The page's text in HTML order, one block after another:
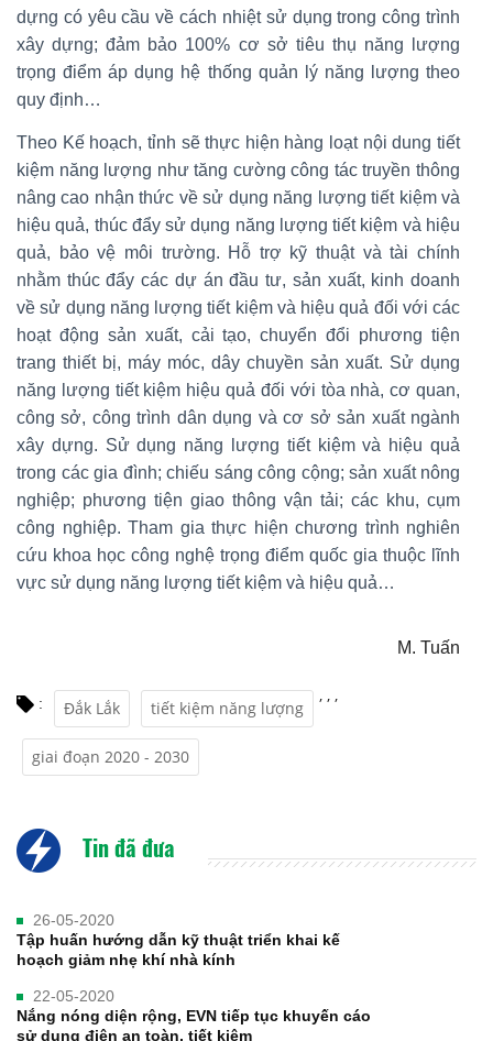
dựng có yêu cầu về cách nhiệt sử dụng trong công trình
xây dựng; đảm bảo 100% cơ sở tiêu thụ năng lượng
trọng điểm áp dụng hệ thống quản lý năng lượng theo
quy định…
Theo Kế hoạch, tỉnh sẽ thực hiện hàng loạt nội dung tiết
kiệm năng lượng như tăng cường công tác truyền thông
nâng cao nhận thức về sử dụng năng lượng tiết kiệm và
hiệu quả, thúc đẩy sử dụng năng lượng tiết kiệm và hiệu
quả, bảo vệ môi trường. Hỗ trợ kỹ thuật và tài chính
nhằm thúc đẩy các dự án đầu tư, sản xuất, kinh doanh
về sử dụng năng lượng tiết kiệm và hiệu quả đối với các
hoạt động sản xuất, cải tạo, chuyển đổi phương tiện
trang thiết bị, máy móc, dây chuyền sản xuất. Sử dụng
năng lượng tiết kiệm hiệu quả đối với tòa nhà, cơ quan,
công sở, công trình dân dụng và cơ sở sản xuất ngành
xây dựng. Sử dụng năng lượng tiết kiệm và hiệu quả
trong các gia đình; chiếu sáng công cộng; sản xuất nông
nghiệp; phương tiện giao thông vận tải; các khu, cụm
công nghiệp. Tham gia thực hiện chương trình nghiên
cứu khoa học công nghệ trọng điểm quốc gia thuộc lĩnh
vực sử dụng năng lượng tiết kiệm và hiệu quả…
M. Tuấn
: Đắk Lắk
,
tiết kiệm năng lượng
,
giai đoạn 2020 - 2030
,
Tin đã đưa
26-05-2020
Tập huấn hướng dẫn kỹ thuật triển khai kế
hoạch giảm nhẹ khí nhà kính
22-05-2020
Nắng nóng diện rộng, EVN tiếp tục khuyến cáo
sử dụng điện an toàn, tiết kiệm